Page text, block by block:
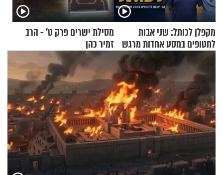
מקפלן לכותל: שני אבות
לחטופים במסע אחדות מרגש
מסילת ישרים פרק ט’ - הרב
זמיר כהן